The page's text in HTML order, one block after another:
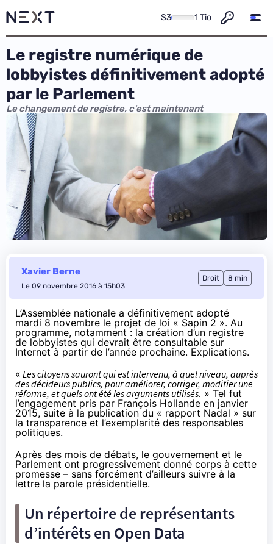
S3 1 Tio
Le registre numérique de
lobbyistes définitivement adopté
par le Parlement
Le changement de registre, c'est maintenant
Xavier Berne
Le 09 novembre 2016 à 15h03
Droit 8 min
L’Assemblée nationale a définitivement adopté
mardi 8 novembre le projet de loi « Sapin 2 ». Au
programme, notamment : la création d’un registre
de lobbyistes qui devrait être consultable sur
Internet à partir de l’année prochaine. Explications.
« Les citoyens sauront qui est intervenu, à quel niveau, auprès
des décideurs publics, pour améliorer, corriger, modifier une
réforme, et quels ont été les arguments utilisés. » Tel fut
l’engagement pris par François Hollande en janvier
2015, suite à la publication du « rapport Nadal » sur
la transparence et l’exemplarité des responsables
politiques.
Après des mois de débats, le gouvernement et le
Parlement ont progressivement donné corps à cette
promesse – sans forcément d’ailleurs suivre à la
lettre la parole présidentielle.
Un répertoire de représentants
d’intérêts en Open Data